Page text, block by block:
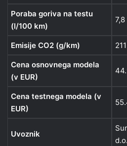
Poraba goriva na testu
(l/100 km)
7,8
Emisije CO2 (g/km) 211
Cena osnovnega modela
(v EUR)
Cena testnega modela (v
EUR)
Uvoznik